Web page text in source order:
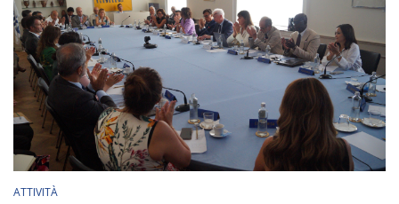
BIBLIOTECA
Catalogo
Pubblicazioni
OPPORTUNITÀ
ATTIVITÀ